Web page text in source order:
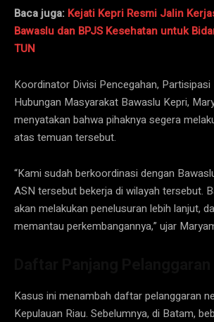
Baca juga: Kejati Kepri Resmi Jalin
Bawaslu dan BPJS Kesehatan untuk
TUN
Koordinator Divisi Pencegahan, Partisipasi
Hubungan Masyarakat Bawaslu Kepri,
menyatakan bahwa pihaknya segera
atas temuan tersebut.
“Kami sudah berkoordinasi dengan
ASN tersebut bekerja di wilayah tersebut.
akan melakukan penelusuran lebih lanjut,
memantau perkembangannya,” ujar
Kasus ini menambah daftar pelanggaran
Kepulauan Riau. Sebelumnya, di Batam,